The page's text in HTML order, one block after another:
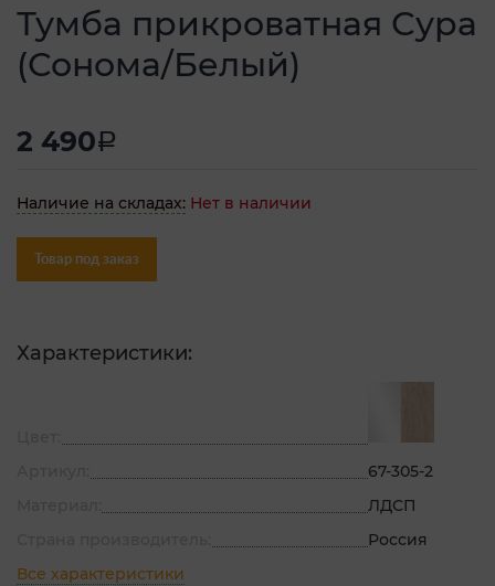
Тумба прикроватная Сура
(Сонома/Белый)
2 490a
Наличие на складах: Нет в наличии
Товар под заказ
Характеристики:
67-305-2
ЛДСП
Россия
Все характеристики